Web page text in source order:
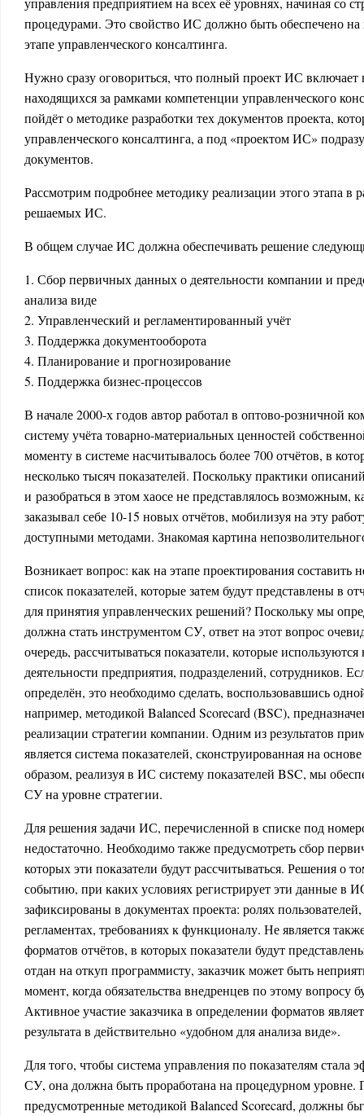
процедурами. Это свойство ИС должно быть обеспечено
этапе управленческого консалтинга.
Нужно сразу оговориться, что полный проект ИС включает
находящихся за рамками компетенции управленческого
пойдёт о методике разработки тех документов проекта,
управленческого консалтинга, а под «проектом ИС»
документов.
Рассмотрим подробнее методику реализации этого этапа в
решаемых ИС.
В общем случае ИС должна обеспечивать решение
1. Сбор первичных данных о деятельности компании и
анализа виде
2. Управленческий и регламентированный учёт
3. Поддержка документооборота
4. Планирование и прогнозирование
5. Поддержка бизнес-процессов
В начале 2000-х годов автор работал в оптово-розничной
систему учёта товарно-материальных ценностей
моменту в системе насчитывалось более 700 отчётов, в
несколько тысяч показателей. Поскольку практики
и разобраться в этом хаосе не представлялось
заказывал себе 10-15 новых отчётов, мобилизуя на эту
доступными методами. Знакомая картина
Возникает вопрос: как на этапе проектирования
список показателей, которые затем будут представлены в
для принятия управленческих решений? Поскольку мы
должна стать инструментом СУ, ответ на этот вопрос
очередь, рассчитываться показатели, которые
деятельности предприятия, подразделений, сотрудников.
определён, это необходимо сделать, воспользовавшись
например, методикой Balanced Scorecard (BSC),
реализации стратегии компании. Одним из результатов
является система показателей, сконструированная на
образом, реализуя в ИС систему показателей BSC, мы
СУ на уровне стратегии.
Для решения задачи ИС, перечисленной в списке под
недостаточно. Необходимо также предусмотреть сбор
которых эти показатели будут рассчитываться. Решения о
событию, при каких условиях регистрирует эти данные в
зафиксированы в документах проекта: ролях
регламентах, требованиях к функционалу. Не является
форматов отчётов, в которых показатели будут
отдан на откуп программисту, заказчик может быть
момент, когда обязательства внедренцев по этому вопросу
Активное участие заказчика в определении форматов
результата в действительно «удобном для анализа виде».
Для того, чтобы система управления по показателям стала
СУ, она должна быть проработана на процедурном уровне.
предусмотренные методикой Balanced Scorecard, должны